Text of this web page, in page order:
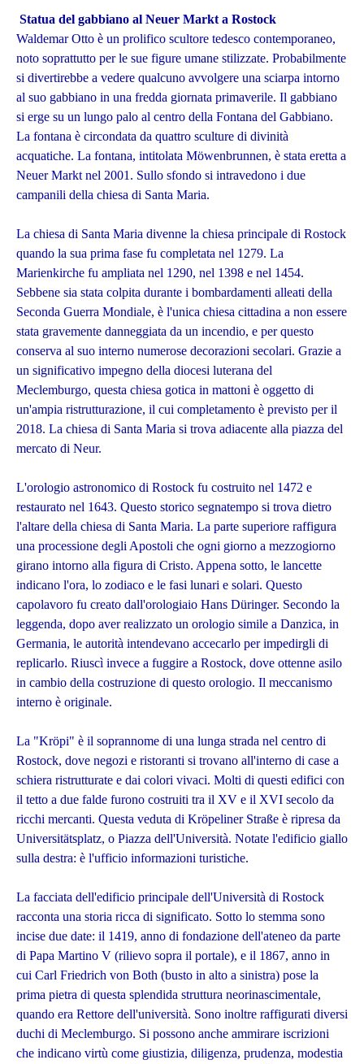
Statua del gabbiano al Neuer Markt a Rostock
Waldemar Otto è un prolifico scultore tedesco contemporaneo,
noto soprattutto per le sue figure umane stilizzate. Probabilmente
si divertirebbe a vedere qualcuno avvolgere una sciarpa intorno
al suo gabbiano in una fredda giornata primaverile. Il gabbiano
si erge su un lungo palo al centro della Fontana del Gabbiano.
La fontana è circondata da quattro sculture di divinità
acquatiche. La fontana, intitolata Möwenbrunnen, è stata eretta a
Neuer Markt nel 2001. Sullo sfondo si intravedono i due
campanili della chiesa di Santa Maria.
La chiesa di Santa Maria divenne la chiesa principale di Rostock
quando la sua prima fase fu completata nel 1279. La
Marienkirche fu ampliata nel 1290, nel 1398 e nel 1454.
Sebbene sia stata colpita durante i bombardamenti alleati della
Seconda Guerra Mondiale, è l'unica chiesa cittadina a non essere
stata gravemente danneggiata da un incendio, e per questo
conserva al suo interno numerose decorazioni secolari. Grazie a
un significativo impegno della diocesi luterana del
Meclemburgo, questa chiesa gotica in mattoni è oggetto di
un'ampia ristrutturazione, il cui completamento è previsto per il
2018. La chiesa di Santa Maria si trova adiacente alla piazza del
mercato di Neur.
L'orologio astronomico di Rostock fu costruito nel 1472 e
restaurato nel 1643. Questo storico segnatempo si trova dietro
l'altare della chiesa di Santa Maria. La parte superiore raffigura
una processione degli Apostoli che ogni giorno a mezzogiorno
girano intorno alla figura di Cristo. Appena sotto, le lancette
indicano l'ora, lo zodiaco e le fasi lunari e solari. Questo
capolavoro fu creato dall'orologiaio Hans Düringer. Secondo la
leggenda, dopo aver realizzato un orologio simile a Danzica, in
Germania, le autorità intendevano accecarlo per impedirgli di
replicarlo. Riuscì invece a fuggire a Rostock, dove ottenne asilo
in cambio della costruzione di questo orologio. Il meccanismo
interno è originale.
La "Kröpi" è il soprannome di una lunga strada nel centro di
Rostock, dove negozi e ristoranti si trovano all'interno di case a
schiera ristrutturate e dai colori vivaci. Molti di questi edifici con
il tetto a due falde furono costruiti tra il XV e il XVI secolo da
ricchi mercanti. Questa veduta di Kröpeliner Straße è ripresa da
Universitätsplatz, o Piazza dell'Università. Notate l'edificio giallo
sulla destra: è l'ufficio informazioni turistiche.
La facciata dell'edificio principale dell'Università di Rostock
racconta una storia ricca di significato. Sotto lo stemma sono
incise due date: il 1419, anno di fondazione dell'ateneo da parte
di Papa Martino V (rilievo sopra il portale), e il 1867, anno in
cui Carl Friedrich von Both (busto in alto a sinistra) pose la
prima pietra di questa splendida struttura neorinascimentale,
quando era Rettore dell'università. Sono inoltre raffigurati diversi
duchi di Meclemburgo. Si possono anche ammirare iscrizioni
che indicano virtù come giustizia, diligenza, prudenza, modestia